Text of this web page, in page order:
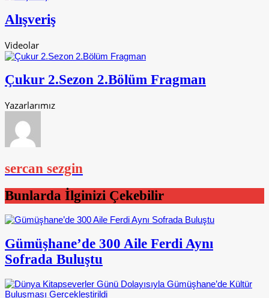
Alışveriş
Videolar
Çukur 2.Sezon 2.Bölüm Fragman
Yazarlarımız
sercan sezgin
Bunlarda İlginizi Çekebilir
Gümüşhane’de 300 Aile Ferdi Aynı
Sofrada Buluştu